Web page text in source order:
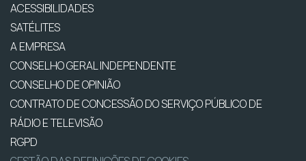
ACESSIBILIDADES
SATÉLITES
A EMPRESA
CONSELHO GERAL INDEPENDENTE
CONSELHO DE OPINIÃO
CONTRATO DE CONCESSÃO DO SERVIÇO PÚBLICO DE
RÁDIO E TELEVISÃO
RGPD